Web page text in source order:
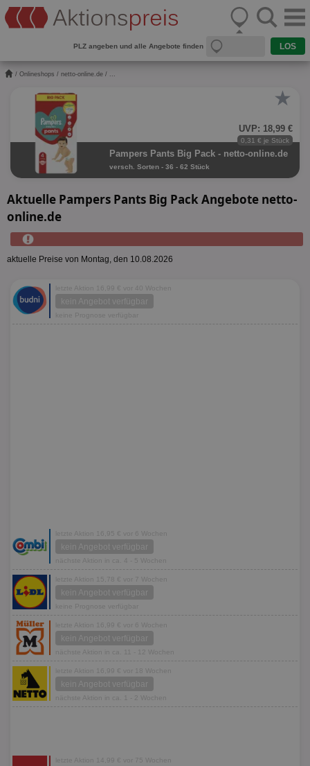
PLZ angeben und alle Angebote finden
/ Onlineshops / netto-online.de / ...
★
UVP: 18,99 €
0,31 € je Stück
Pampers Pants Big Pack - netto-online.de
versch. Sorten - 36 - 62 Stück
Aktuelle Pampers Pants Big Pack Angebote netto-
online.de
aktuelle Preise von Montag, den 10.08.2026
letzte Aktion 16,99 € vor 40 Wochen
kein Angebot verfügbar
keine Prognose verfügbar
letzte Aktion 16,95 € vor 6 Wochen
kein Angebot verfügbar
nächste Aktion in ca. 4 - 5 Wochen
letzte Aktion 15,78 € vor 7 Wochen
kein Angebot verfügbar
keine Prognose verfügbar
letzte Aktion 16,99 € vor 6 Wochen
kein Angebot verfügbar
nächste Aktion in ca. 11 - 12 Wochen
letzte Aktion 16,99 € vor 18 Wochen
kein Angebot verfügbar
nächste Aktion in ca. 1 - 2 Wochen
letzte Aktion 14,99 € vor 75 Wochen